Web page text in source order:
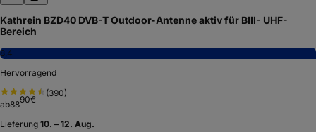
Kathrein BZD40 DVB-T Outdoor-Antenne aktiv für BIII- UHF-
Bereich
8,4
Hervorragend
(390)
ab8890€
Lieferung 10. – 12. Aug.